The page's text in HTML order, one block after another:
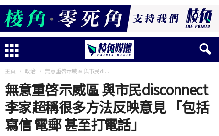
主頁 政治 無意重啓示威區 與市民di...
無意重啓示威區 與市民disconnect
李家超稱很多方法反映意見 「包括
寫信 電郵 甚至打電話」